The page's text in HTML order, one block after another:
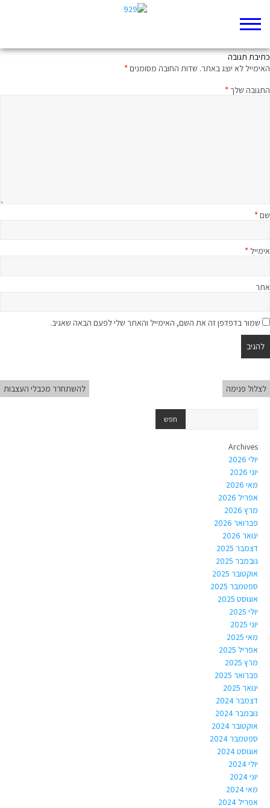
כתיבת תגובה
האימייל לא יוצג באתר. שדות החובה מסומנים*
התגובה שלך*
שם*
אימייל *
אתר
שמור בדפדפן זה את השם, האימייל והאתר שלי לפעם הבאה שאגיב.
לצלול פנימה להשתחרר מכבלי העצבות
Archives
יולי 2026
יוני 2026
מאי 2026
אפריל 2026
מרץ 2026
פברואר 2026
ינואר 2026
דצמבר 2025
נובמבר 2025
אוקטובר 2025
ספטמבר 2025
אוגוסט 2025
יולי 2025
יוני 2025
מאי 2025
אפריל 2025
מרץ 2025
פברואר 2025
ינואר 2025
דצמבר 2024
נובמבר 2024
אוקטובר 2024
ספטמבר 2024
אוגוסט 2024
יולי 2024
יוני 2024
מאי 2024
אפריל 2024